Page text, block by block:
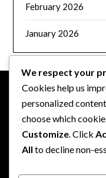
February 2026
January 2026
JOGI
Rólunk
We respect your
Cookies help us
personalized
choose which
Customize . Click
All to decline non-